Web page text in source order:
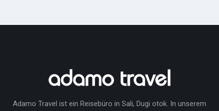
Adamo Travel ist ein Reisebüro in Sali, Dugi otok. In unserem